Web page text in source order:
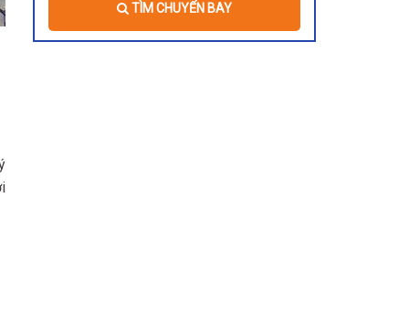
TÌM CHUYẾN BAY